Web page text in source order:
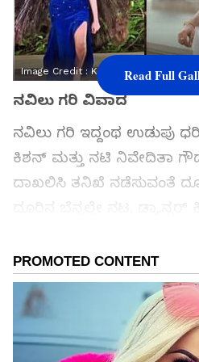
Image Credit :Kishen Bilagali
ನವಿಲು ಗರಿ ವಿವಾದ
ನವಿಲು ಗರಿ ಇದ್ದಂಥ ಉಡುಪು
ಕಿಶನ್‌ ಮತ್ತು ನಟಿ ನಿವೇದಿತಾ ಗೌಡ
ದಾಖಲಿಸಿ ತನಿಖೆ ನಡೆಸುವಂತೆ
ಸಮಗ್ರ ಸುದ್ದಿ ಮೂಲವನ್ನಾಗಿ
ಆಯ್ಕೆ
Read Full